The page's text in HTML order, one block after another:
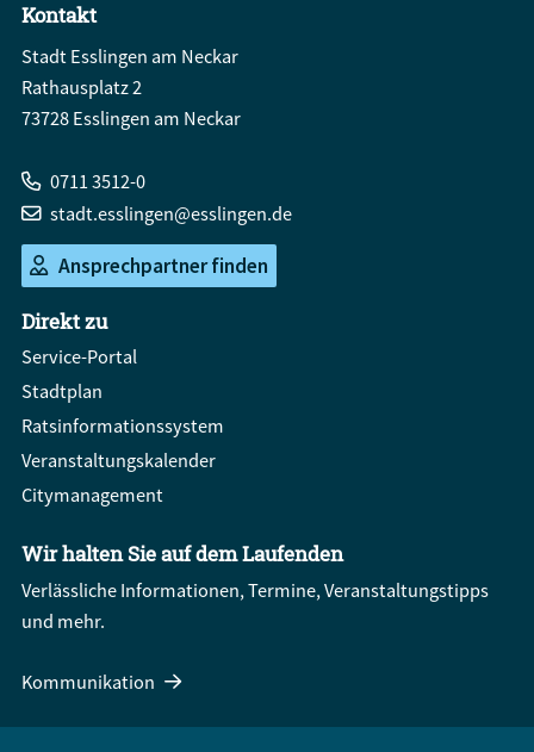
Kontakt
Stadt Esslingen am Neckar
Rathausplatz 2
73728 Esslingen am Neckar
0711 3512-0
stadt.esslingen@esslingen.de
Ansprechpartner finden
Direkt zu
Service-Portal
Stadtplan
Ratsinformationssystem
Veranstaltungskalender
Citymanagement
Wir halten Sie auf dem Laufenden
Verlässliche Informationen, Termine, Veranstaltungstipps
und mehr.
Kommunikation